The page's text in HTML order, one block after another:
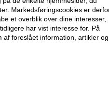
Markedsføringscookies er
et overblik over dine interesser,
har vist interesse for. På
foreslået information, artikler og